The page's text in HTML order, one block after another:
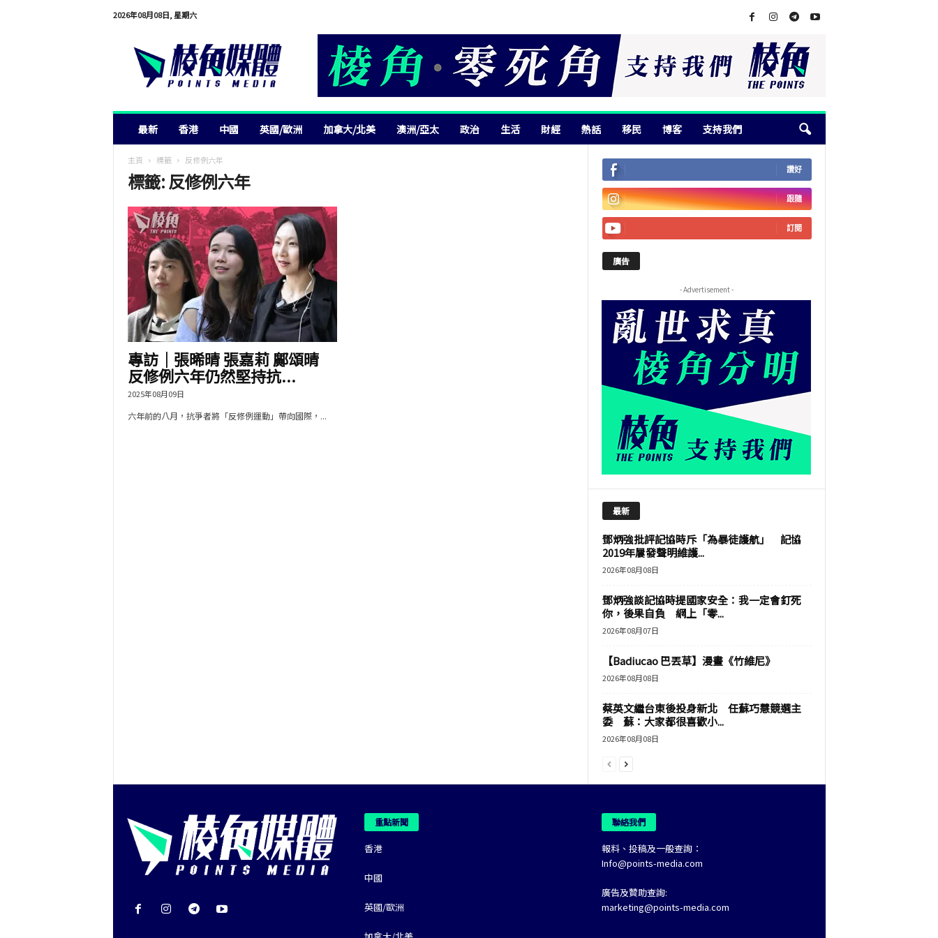
2026年08月08日, 星期六
最新 香港 中國 英國/歐洲 加拿大/北美 澳洲/亞太 政治 生活 財經 熱話 移民 博客 支持我們
主頁 標籤 反修例六年
標籤: 反修例六年
專訪｜張晞晴 張嘉莉 鄺頌晴
反修例六年仍然堅持抗...
2025年08月09日
六年前的八月，抗爭者將「反修例運動」帶向國際，...
讚好
跟隨
訂閱
廣告
- Advertisement -
最新
鄧炳強批評記協時斥「為暴徒護航」 記協
2019年屢發聲明維護...
2026年08月08日
鄧炳強談記協時提國家安全：我一定會釘死
你，後果自負 網上「零...
2026年08月07日
【Badiucao 巴丟草】漫畫《竹維尼》
2026年08月08日
蔡英文繼台東後投身新北 任蘇巧慧競選主
委 蘇：大家都很喜歡小...
2026年08月08日
重點新聞
香港
中國
英國/歐洲
聯絡我們
報料、投稿及一般查詢：
Info@points-media.com
廣告及贊助查詢:
marketing@points-media.com